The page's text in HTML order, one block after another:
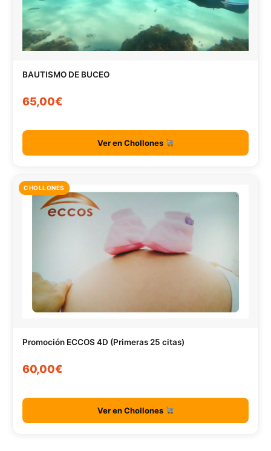
BAUTISMO DE BUCEO
65,00€
Ver en Chollones
CHOLLONES
Promoción ECCOS 4D (Primeras 25 citas)
60,00€
Ver en Chollones